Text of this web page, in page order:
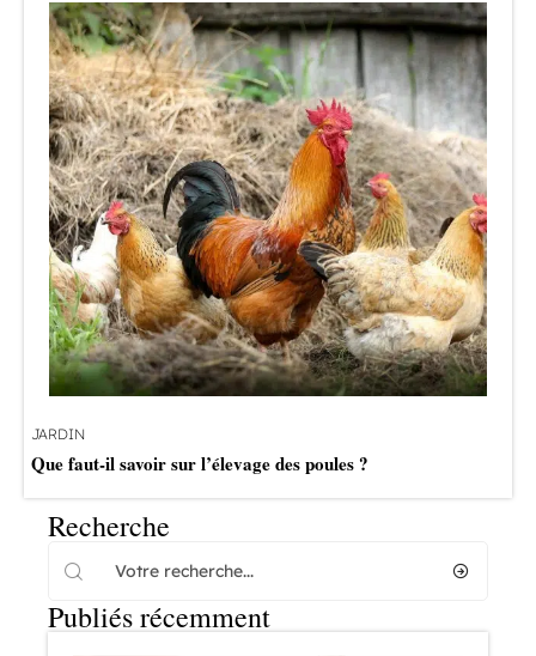
JARDIN
Que faut-il savoir sur l’élevage des poules ?
Recherche
Publiés récemment